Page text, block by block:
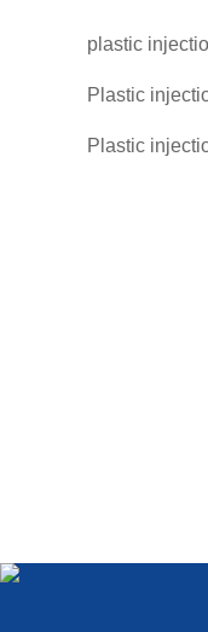
plastic
Plastic
Plastic